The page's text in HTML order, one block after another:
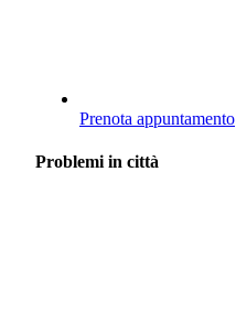
Prenota appuntamento
Problemi in città